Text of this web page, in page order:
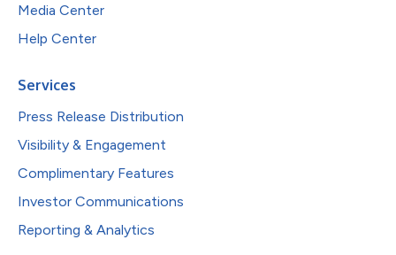
Media Center
Help Center
Services
Press Release Distribution
Visibility & Engagement
Complimentary Features
Investor Communications
Reporting & Analytics